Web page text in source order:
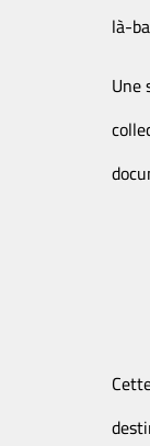
là-
Une